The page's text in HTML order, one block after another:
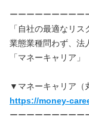
ーーーーーーーーー
「自社の最適なリ
業態業種問わず、法
「マネーキャリア」
▼マネーキャリア（
https://money-
ーーーーーーーーー